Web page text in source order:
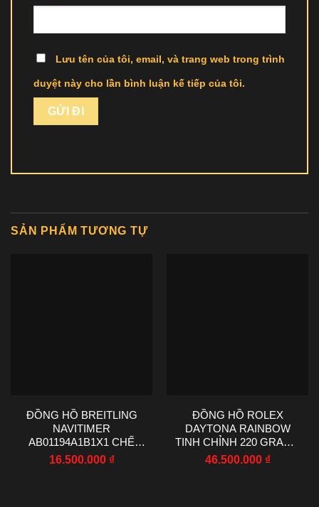
Lưu tên của tôi, email, và trang web trong trình
duyệt này cho lần bình luận kế tiếp của tôi.
SẢN PHẨM TƯƠNG TỰ
ĐỒNG HỒ BREITLING
NAVITIMER
AB01194A1B1X1 CHẾ
TÁC NHÀ MÁY EF 43MM
16.500.000 ₫
ĐỒNG HỒ ROLEX
DAYTONA RAINBOW
TINH CHỈNH 220 GRAMS
MOISSANITE RUBY
46.500.000 ₫